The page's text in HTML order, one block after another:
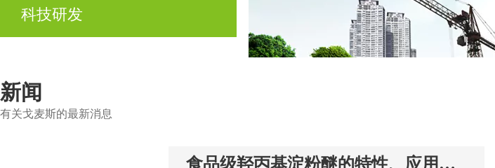
优质、高效，用心服务为客户
科技研发
技术服务人员。
新闻
有关戈麦斯的最新消息
食品级羟丙基淀粉醚的特性、应用工艺与实践指南